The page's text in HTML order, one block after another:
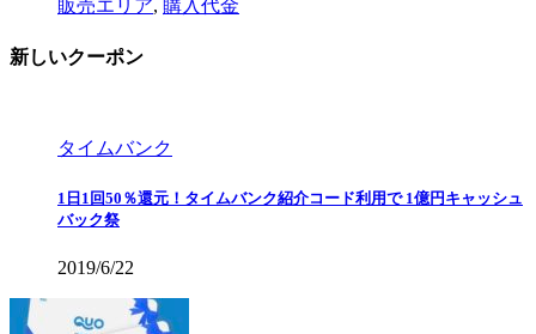
販売エリア, 購入代金
新しいクーポン
タイムバンク
1日1回50％還元！タイムバンク紹介コード利用で 1億円キャッシュ
バック祭
2019/6/22